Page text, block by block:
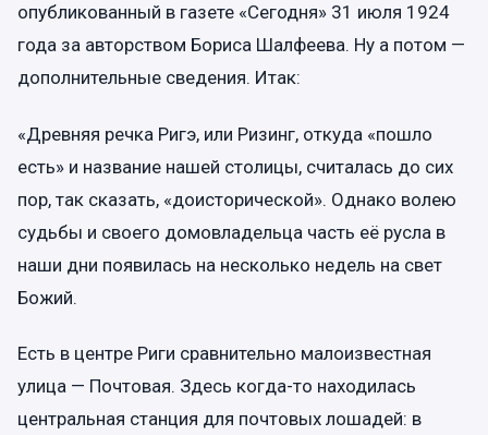
опубликованный в газете «Сегодня» 31 июля 1924
года за авторством Бориса Шалфеева. Ну а потом —
дополнительные сведения. Итак:
«Древняя речка Ригэ, или Ризинг, откуда «пошло
есть» и название нашей столицы, считалась до сих
пор, так сказать, «доисторической». Однако волею
судьбы и своего домовладельца часть её русла в
наши дни появилась на несколько недель на свет
Божий.
Есть в центре Риги сравнительно малоизвестная
улица — Почтовая. Здесь когда-то находилась
центральная станция для почтовых лошадей: в